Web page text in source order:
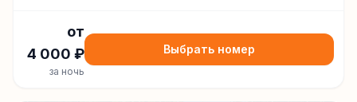
от
4 000 ₽
за ночь
Выбрать номер